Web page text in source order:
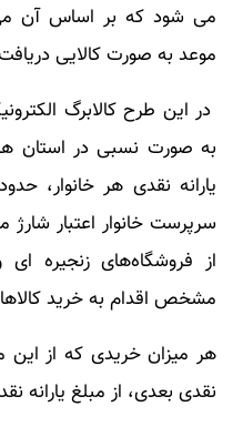
می شود که بر اساس آن می
موعد به صورت کالایی
در این طرح کالابرگ
به صورت نسبی در استان
یارانه نقدی هر خانوار،
سرپرست خانوار اعتبار شارژ
از فروشگاه‌های زنجیره
مشخص اقدام به خرید
هر میزان خریدی که از این
نقدی بعدی، از مبلغ یارانه